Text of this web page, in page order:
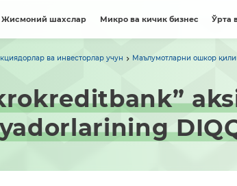
Жисмоний шахслар Микро ва кичик бизнес Ўрта
ва инвесторлар учун Маълумотларни ошкор